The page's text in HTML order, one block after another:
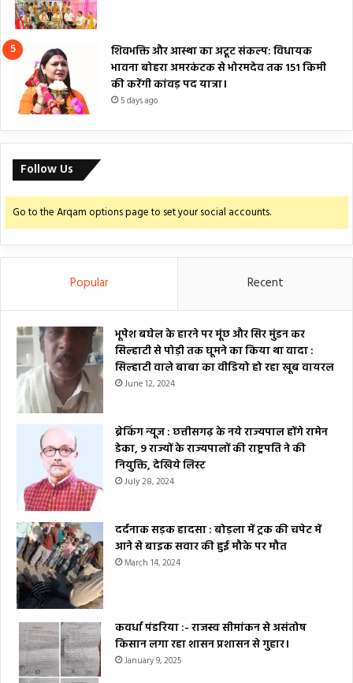
शिवभक्ति और आस्था का अटूट संकल्प: विधायक
भावना बोहरा अमरकंटक से भोरमदेव तक 151 किमी
की करेंगी कांवड़ पद यात्रा।
5 days ago
Follow Us
Go to the Arqam options page to set your social accounts.
Popular Recent
भूपेश बघेल के हारने पर मूंछ और सिर मुंडन कर
सिल्हाटी से पोड़ी तक घूमने का किया था वादा :
सिल्हाटी वाले बाबा का वीडियो हो रहा खूब वायरल
June 12, 2024
ब्रेकिंग न्यूज : छत्तीसगढ़ के नये राज्यपाल होंगे रामेन
डेका, 9 राज्यों के राज्यपालों की राष्ट्रपति ने की
नियुक्ति, देखिये लिस्ट
July 28, 2024
दर्दनाक सड़क हादसा : बोड़ला में ट्रक की चपेट में
आने से बाइक सवार की हुई मौके पर मौत
March 14, 2024
कवर्धा पंडरिया :- राजस्व सीमांकन से असंतोष
किसान लगा रहा शासन प्रशासन से गुहार।
January 9, 2025